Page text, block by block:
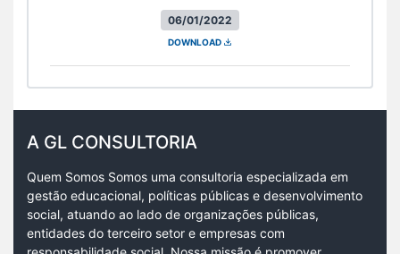
06/01/2022
DOWNLOAD
A GL CONSULTORIA
Quem Somos Somos uma consultoria especializada em
gestão educacional, políticas públicas e desenvolvimento
social, atuando ao lado de organizações públicas,
entidades do terceiro setor e empresas com